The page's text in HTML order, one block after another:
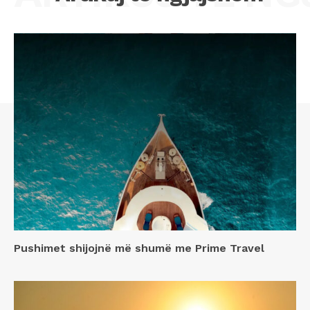
Pushimet shijojnë më shumë me Prime Travel